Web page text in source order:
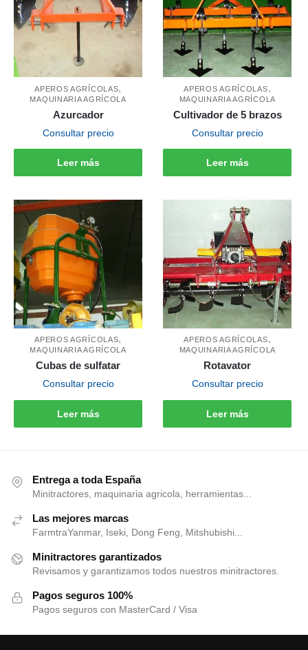
APEROS AGRÍCOLAS,
MAQUINARIA AGRÍCOLA
Azurcador
Consultar precio
Leer más
APEROS AGRÍCOLAS,
MAQUINARIA AGRÍCOLA
Cultivador de 5 brazos
Consultar precio
Leer más
APEROS AGRÍCOLAS,
MAQUINARIA AGRÍCOLA
Cubas de sulfatar
Consultar precio
Leer más
APEROS AGRÍCOLAS,
MAQUINARIA AGRÍCOLA
Rotavator
Consultar precio
Leer más
Entrega a toda España
Minitractores, maquinaria agricola, herramientas...
Las mejores marcas
FarmtraYanmar, Iseki, Dong Feng, Mitshubishi...
Minitractores garantizados
Revisamos y garantizamos todos nuestros minitractores.
Pagos seguros 100%
Pagos seguros con MasterCard / Visa